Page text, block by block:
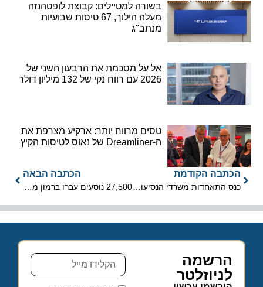
בשורה למטיילים: קבוצת לופטהנזה
מעלה הילוך, 67 טיסות שבועיות
מנתב"ג
אל על מסכמת את הרבעון השני של
2026 עם רווח נקי של 132 מיליון דולר
טסים מרווח יותר: ארקיע מצרפת את
ה-Dreamliner של נאוס לטיסות הקיץ
הכתבה הקודמת
כנס התאחדות משרדי הנסיעות: האתגרים של תיירות הפנים
הכתבה הבאה
27,500 נוסעים עברו ברמון מערב חג הפסח עד אמש
הרשמה
לניוזלטר